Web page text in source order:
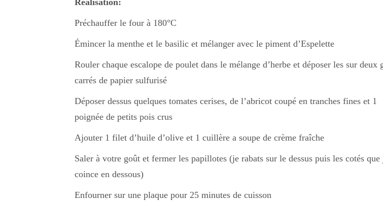
Réalisation:
Préchauffer le four à 180°C
Émincer la menthe et le basilic et mélanger avec le piment d’Espelette
Rouler chaque escalope de poulet dans le mélange d’herbe et déposer les sur deux
carrés de papier sulfurisé
Déposer dessus quelques tomates cerises, de l’abricot coupé en tranches fines et 1
poignée de petits pois crus
Ajouter 1 filet d’huile d’olive et 1 cuillère a soupe de crème fraîche
Saler à votre goût et fermer les papillotes (je rabats sur le dessus puis les cotés que
coince en dessous)
Enfourner sur une plaque pour 25 minutes de cuisson